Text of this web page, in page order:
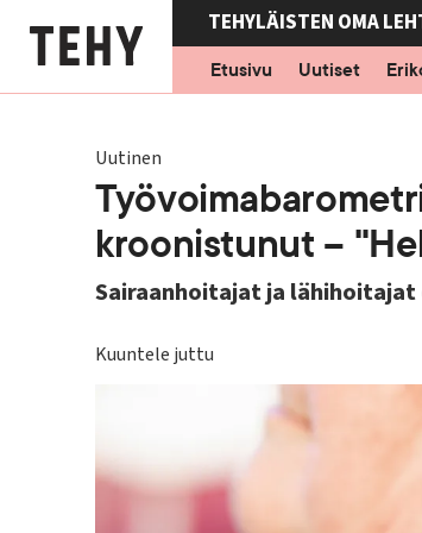
pääsisältöön
TEHYLÄISTEN OMA
Etusivu
Uutiset
Uutinen
kroonistunut –
Sairaanhoitajat ja
Kuuntele juttu